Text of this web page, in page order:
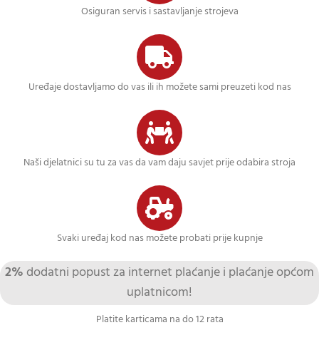
Osiguran servis i sastavljanje strojeva
Uređaje dostavljamo do vas ili ih možete sami preuzeti kod nas
Naši djelatnici su tu za vas da vam daju savjet prije odabira stroja
Svaki uređaj kod nas možete probati prije kupnje
2% dodatni popust za internet plaćanje i plaćanje općom
uplatnicom!
Platite karticama na do 12 rata